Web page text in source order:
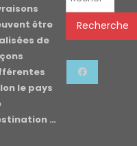
être
de
le pays
…
Recherche